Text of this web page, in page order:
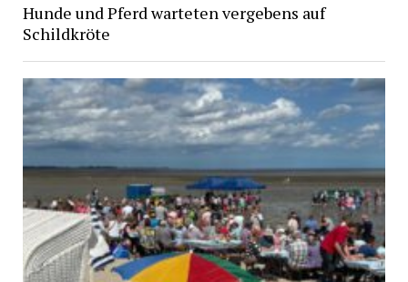
Hunde und Pferd warteten vergebens auf
Schildkröte